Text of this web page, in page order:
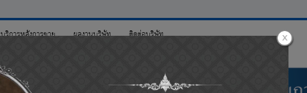
บริการหลังการขาย ผลงานบริษัท ติดต่อบริษัท